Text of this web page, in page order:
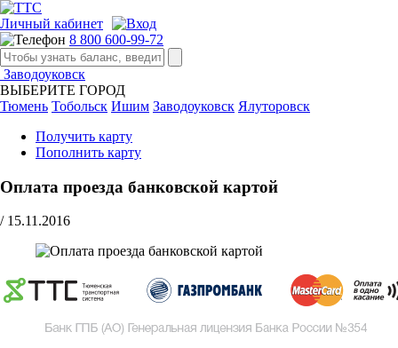
Личный кабинет
8 800 600-99-72
Заводоуковск
ВЫБЕРИТЕ ГОРОД
Тюмень Тобольск Ишим Заводоуковск Ялуторовск
Получить карту
Пополнить карту
Оплата проезда банковской картой
/ 15.11.2016